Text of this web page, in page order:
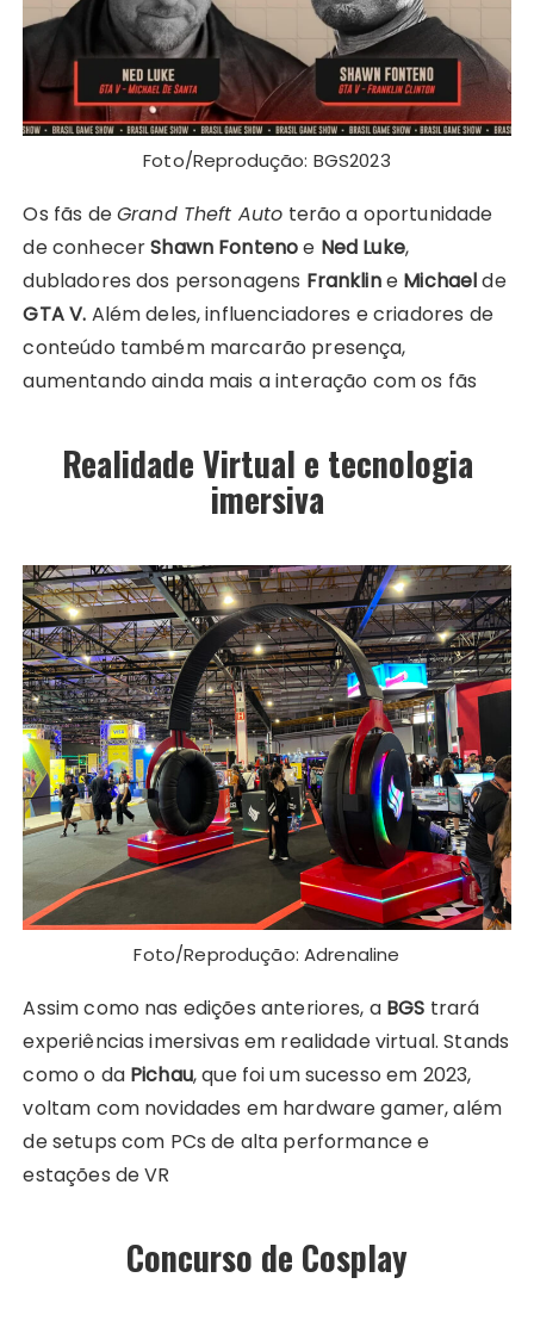
Foto/Reprodução: BGS2023
Os fãs deGrand Theft Auto terão a oportunidade
de conhecerShawn Fontenoe Ned Luke,
dubladores dos personagens Frankline Michaelde
GTA V. Além deles, influenciadores e criadores de
conteúdo também marcarão presença,
aumentando ainda mais a interação com os fãs
Realidade Virtual e tecnologia
imersiva
Foto/Reprodução: Adrenaline
Assim como nas edições anteriores, a BGS trará
experiências imersivas em realidade virtual. Stands
como o da Pichau, que foi um sucesso em 2023,
voltam com novidades em hardware gamer, além
de setups com PCs de alta performance e
estações de VR​
Concurso de Cosplay